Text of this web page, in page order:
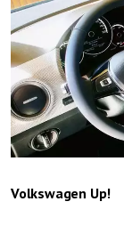
Volkswagen Up!